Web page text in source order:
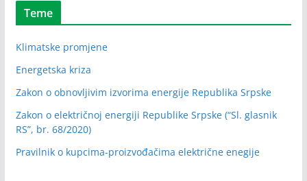
Teme
Klimatske promjene
Energetska kriza
Zakon o obnovljivim izvorima energije Republika Srpske
Zakon o električnoj energiji Republike Srpske (“Sl. glasnik
RS”, br. 68/2020)
Pravilnik o kupcima-proizvođačima električne enegije